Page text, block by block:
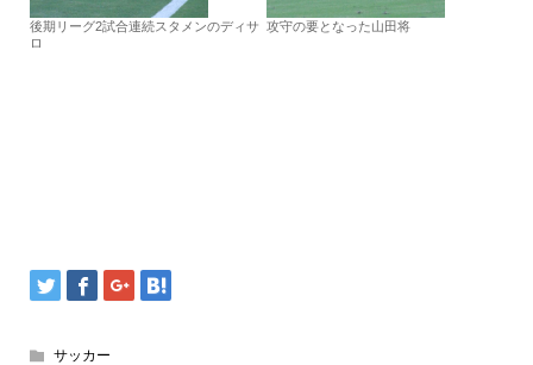
後期リーグ2試合連続スタメンのディサ
ロ
攻守の要となった山田将
サッカー